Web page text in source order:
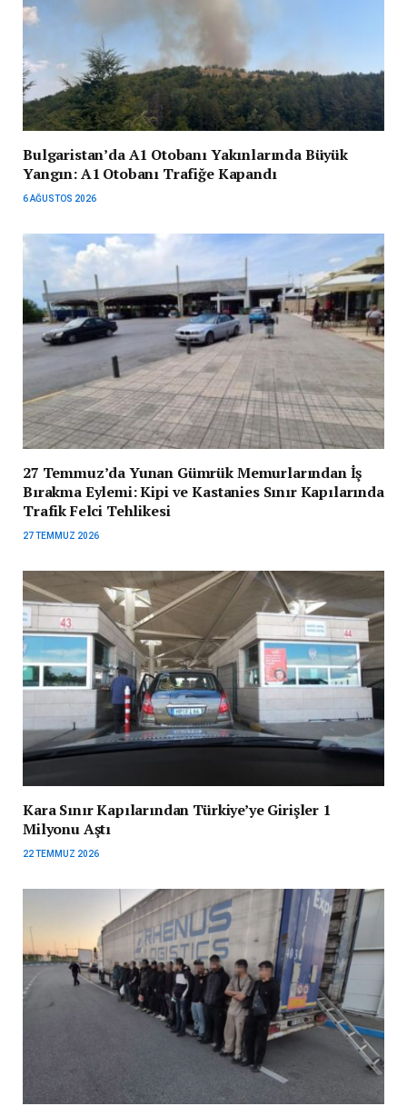
Bulgaristan’da A1 Otobanı Yakınlarında Büyük
Yangın: A1 Otobanı Trafiğe Kapandı
6 AĞUSTOS 2026
27 Temmuz’da Yunan Gümrük Memurlarından İş
Bırakma Eylemi: Kipi ve Kastanies Sınır Kapılarında
Trafik Felci Tehlikesi
27 TEMMUZ 2026
Kara Sınır Kapılarından Türkiye’ye Girişler 1
Milyonu Aştı
22 TEMMUZ 2026